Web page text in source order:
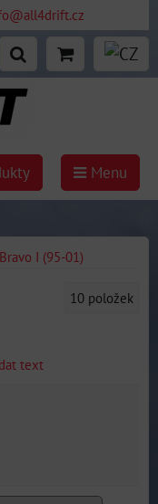
Menu
Bravo I (95-01)
10 položek
text